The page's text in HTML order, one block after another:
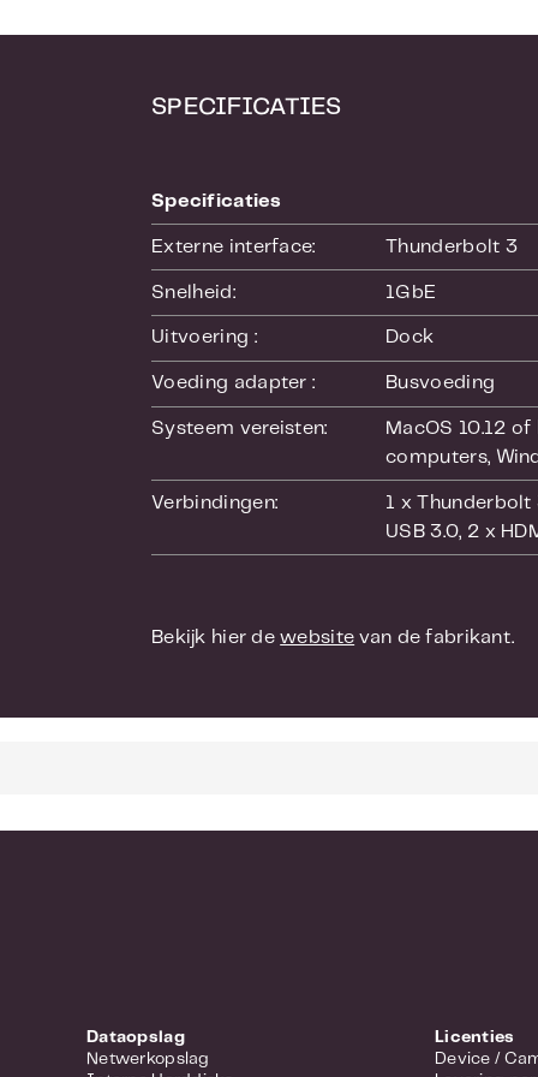
Of je nu de
mini-docks
Deze docks
goedkope
docks 40
Aluminium
In
van
Zeg
Als het gaat
minder dan
SPECIFICATIES
Specificaties
Externe interface: Thunderbolt 3
Snelheid: 1GbE
Uitvoering : Dock
Voeding adapter : Busvoeding
Systeem vereisten: MacOS 10.12 of
computers,
Verbindingen: 1 x Thunderbolt
USB 3.0, 2 x
Bekijk hier dewebsite van de fabrikant.
Dataopslag
Netwerkopslag
Licenties
Device